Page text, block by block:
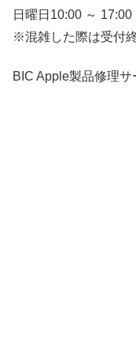
日曜日10:00 ～ 17:00
※混雑した際は受付
BIC Apple製品修理サ